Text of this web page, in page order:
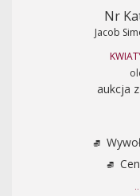
Nr
Jacob
aukcja z